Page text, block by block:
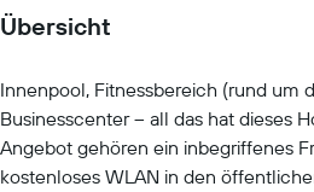
Übersicht
Innenpool, Fitnessbereich (rund um
Businesscenter – all das hat dieses
Angebot gehören ein inbegriffenes
kostenloses WLAN in den